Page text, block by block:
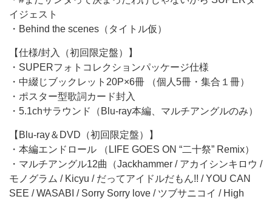
イジェスト
・Behind the scenes（タイトル仮）
【仕様/封入（初回限定盤）】
・SUPERフォトコレクションパッケージ仕様
・中綴じブックレット20P×6冊 （個人5冊・集合１冊）
・ポスター型歌詞カード封入
・5.1chサラウンド（Blu-ray本編、マルチアングルのみ）
【Blu-ray＆DVD（初回限定盤）】
・本編エンドロール （LIFE GOES ON “二十祭” Remix）
・マルチアングル12曲（Jackhammer / アカイシンキロウ /
モノグラム / Kicyu / だってアイドルだもん!! / YOU CAN
SEE / WASABI / Sorry Sorry love / ツブサニコイ / High